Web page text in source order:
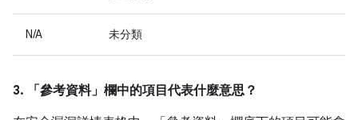
N/A 未分類
3. 「參考資料」 欄中的項目代表什麼意思？